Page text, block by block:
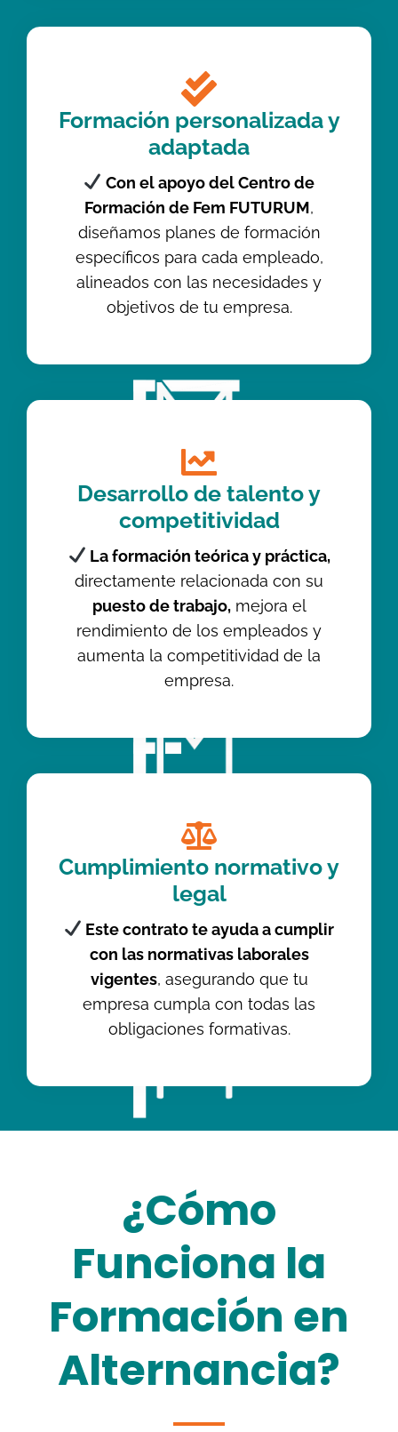
Formación personalizada y
adaptada
Con el apoyo del Centro de
Formación de Fem FUTURUM,
diseñamos planes de formación
específicos para cada empleado,
alineados con las necesidades y
objetivos de tu empresa.
Desarrollo de talento y
competitividad
La formación teórica y práctica,
directamente relacionada con su
puesto de trabajo,mejora el
rendimiento de los empleados y
aumenta la competitividad de la
empresa.
Cumplimiento normativo y
legal
Este contrato te ayuda a cumplir
con las normativas laborales
vigentes, asegurando que tu
empresa cumpla con todas las
obligaciones formativas.
¿Cómo
Funciona la
Formación en
Alternancia?